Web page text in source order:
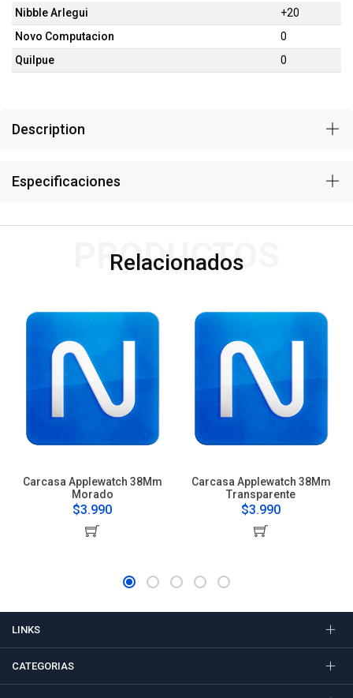
Nibble Arlegui
+20
Novo Computacion
0
Quilpue
0
Description
Especificaciones
Relacionados
PRODUCTOS
Carcasa Applewatch 38Mm
Morado
$3.990
Carcasa Applewatch 38Mm
Transparente
$3.990
LINKS
CATEGORIAS